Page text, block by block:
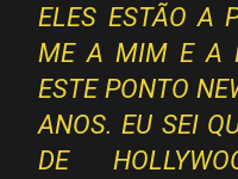
ELES ESTÃO A
ME A MIM E A
ESTE PONTO
ANOS. EU SEI
DE